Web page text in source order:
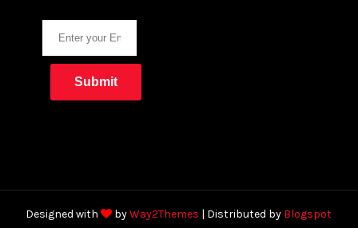
Designed with byWay2Themes | Distributed by Blogspot